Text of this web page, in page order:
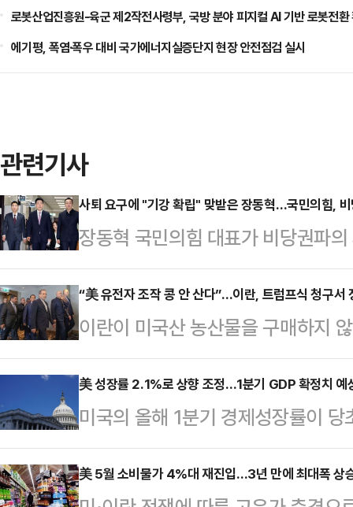
로봇산업진흥원-육군 제2작전사령부, 국방 분야 피지컬 AI 기반 로봇전환
에기평, 폭염·폭우 대비 국가에너지실증단지 현장 안전점검 실시
관련기사
사퇴 요구에 "기강 확립" 맞받은 장동혁…국민의힘,
장동혁 국민의힘 대표가 비당권파
는 과제"라는 의미심장한 말을 남
회를 통한 '징계 카드'를 시사한 것
에 징계 가능성까지 거론되면서 국
망이다.장 대표는 25일 퇴원 이후
관리위원회 노동조합이 선관위 개
도 개선 방안이 담긴 의견서를 제출
거 의혹 등 사회적 논란을…
“美 유전자 조작 콩 안 산다”…이란, 트럼프식 청구서
이란이 미국산 농산물을 구매하지
미국이 제재 해제와 함께 동결자산
수 있다고 주장한 데 대해 정면으로
모하마드 바게르 갈리바프이란 의
은 미국 농산물을 구매하지 않을
올 이유도 없다"고 말했다. 그는 "이
美 성장률 2.1%로 상향 조정…1분기 GDP 확정치 예
미국의 올해 1분기 경제성장률이
만 성장률 개선의 배경이 수입 감소
제의 핵심 동력인 소비는 크게 둔화
美 5월 소비물가 4%대 재진입…3년 만에 최대폭 상